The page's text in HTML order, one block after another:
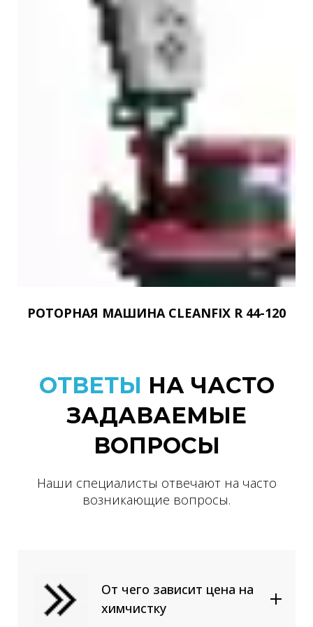
РОТОРНАЯ МАШИНА CLEANFIX R 44-120
ОТВЕТЫ НА ЧАСТО
ЗАДАВАЕМЫЕ
ВОПРОСЫ
Наши специалисты отвечают на часто
возникающие вопросы.
От чего зависит цена на
химчистку